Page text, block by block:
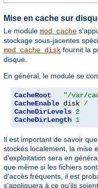
Mise en cache sur
Le module mod_cache
stockage sous-jacentes
mod_cache_disk fournit la
disque.
En général, le module se
CacheRoot
"/var/
CacheEnable disk /
CacheDirLevels 2
CacheDirLength 1
Il est important de savoir
stockés localement, la mise
d'exploitation sera en
que même si les fichiers
d'accès fréquents, il est
s'appliquera à ce qu'ils